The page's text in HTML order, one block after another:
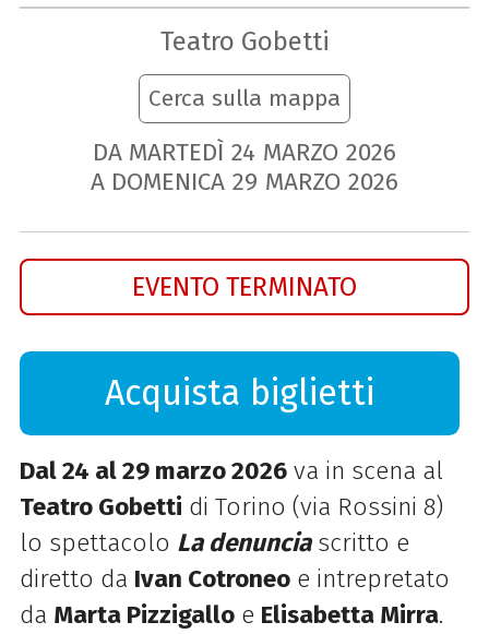
Teatro Gobetti
Cerca sulla mappa
DA MARTEDÌ 24 MARZO 2026
A DOMENICA 29 MARZO 2026
EVENTO TERMINATO
Acquista biglietti
Dal 24 al 29 marzo 2026va in scena al
Teatro Gobetti di Torino (via Rossini 8)
lo spettacolo La denunciascritto e
diretto da Ivan Cotroneoe intrepretato
da Marta Pizzigalloe Elisabetta Mirra.